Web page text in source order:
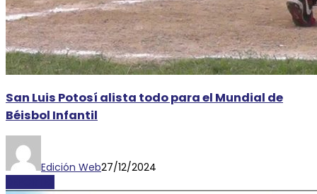
San Luis Potosí alista todo para el Mundial de
Béisbol Infantil
Edición Web27/12/2024